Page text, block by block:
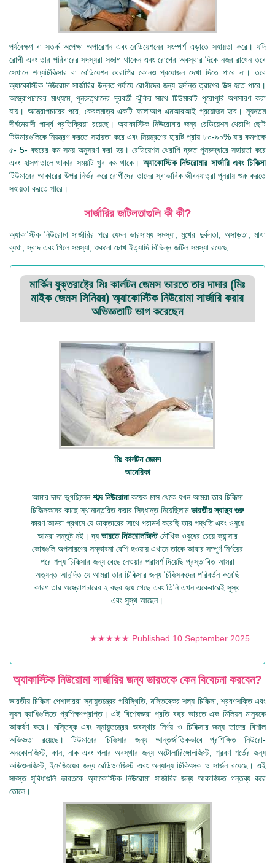
পর্যবেক্ষণ বা সতর্ক অপেক্ষা অপারেশন এবং রেডিয়েশনের সংস্পর্শ এড়াতে সহায়তা করে। যদি
রোগী এবং তার পরিবারের সদস্যরা সজাগ থাকেন এবং রোগের অবস্থার দিকে নজর রাখেন তবে
সেখানে শল্যচিকিত্সার বা রেডিয়েশন থেরাপির কোনও প্রয়োজন দেখা দিতে পারে না। তবে
অ্যাকোস্টিক নিউরোমা সার্জারির উন্নত পর্যায়ে রোগীদের জন্য দুর্দান্ত ত্রাণের উত্স হতে পারে।
অস্ত্রোপচারের মাধ্যমে, পুনরুত্থানের দূরবর্তী ঝুঁকির সাথে টিউমারটি পুরোপুরি অপসারণ করা
যায়। অস্ত্রোপচারের পরে, কেবলমাত্র একটি ফলোআপ এমআরআই প্রয়োজন হবে। ন্যূনতম
দীর্ঘমেয়াদী পার্শ্ব প্রতিক্রিয়া রয়েছে। অ্যাকাস্টিক নিউরোমার জন্য রেডিয়েশন থেরাপি ছোট
টিউমারগুলিকে নিয়ন্ত্রণ করতে সহায়তা করে এবং নিয়ন্ত্রণের হারটি প্রায় ৮০-৯০% যার কমপক্ষে
৫- 5- বছরের কম সময় অনুসরণ করা হয়। রেডিয়েশন থেরাপি দ্রুত পুনরুদ্ধারে সহায়তা করে
এবং হাসপাতালে থাকার সময়টি খুব কম থাকে। অ্যাকোস্টিক নিউরোমার সার্জারি এবং চিকিত্সা
টিউমারের আকারের উপর নির্ভর করে রোগীদের তাদের স্বাভাবিক জীবনযাত্রা পুনরায় শুরু করতে
সহায়তা করতে পারে।
সার্জারির জটিলতাগুলি কী কী?
অ্যাকাস্টিক নিউরোমা সার্জারির পরে যেমন ভারসাম্য সমস্যা, মুখের দুর্বলতা, অসাড়তা, মাথা
ব্যথা, স্বাদ এবং গিলে সমস্যা, শুকনো চোখ ইত্যাদি বিভিন্ন জটিল সমস্যা রয়েছে
মার্কিন যুক্তরাষ্ট্রে মিঃ কার্লটন জেমস ভারতে তার দাদার (মিঃ
মাইক জেমস সিনিয়র) অ্যাকোস্টিক নিউরোমা সার্জারি করার
অভিজ্ঞতাটি ভাগ করেছেন
মিঃ কার্লটন জেমস
আমেরিকা
আমার দাদা ভুগছিলেনশাব্দ নিউরোমাকয়েক মাস থেকে যখন আমরা তার চিকিত্সা
চিকিত্সকদের কাছে স্থানান্তরিত করার সিদ্ধান্ত নিয়েছিলামভারতীয় স্বাস্থ্য গুরু
কারণ আমরা প্রথমে যে ডাক্তারের সাথে পরামর্শ করেছি তার পদ্ধতি এবং ওষুধে
আমরা সন্তুষ্ট নই। দ্য ভারতে নিউরোলজিস্টমৌখিক ওষুধের চেয়ে ক্যান্সার
কোষগুলি অপসারণের সম্ভাবনা বেশি হওয়ায় এখানে তাকে আবার সম্পূর্ণ নির্ণয়ের
পরে শল্য চিকিত্সার জন্য বেছে নেওয়ার পরামর্শ দিয়েছি প্রস্তাবিত আমরা
অত্যন্ত আনন্দিত যে আমরা তার চিকিত্সার জন্য চিকিত্সকদের পরিবর্তন করেছি
কারণ তার অস্ত্রোপচারের ২ বছর হয়ে গেছে এবং তিনি এখন একেবারেই সুস্থ
এবং সুস্থ আছেন।
★★★★★ Published 10 September 2025
অ্যাকাস্টিক নিউরোমা সার্জারির জন্য ভারতকে কেন বিবেচনা করবেন?
ভারতীয় চিকিত্সা পেশাদাররা স্নায়ুতন্ত্রের পরিস্থিতি, মস্তিষ্কের শল্য চিকিত্সা, শ্রবণশক্তি এবং
সুষম ব্যাধিগুলিতে প্রশিক্ষণপ্রাপ্ত। এই বিশেষজ্ঞরা প্রতি বছর ভারতে এক মিলিয়ন মানুষকে
আকর্ষণ করে। মস্তিষ্ক এবং স্নায়ুতন্ত্রের অবস্থার নির্ণয় ও চিকিত্সার জন্য তাদের বিশাল
অভিজ্ঞতা রয়েছে। টিউমারের চিকিত্সার জন্য আন্তর্জাতিকভাবে প্রশিক্ষিত নিউরো-
অনকোলজিস্ট, কান, নাক এবং গলার অবস্থার জন্য অটোলারিঙ্গোলজিস্ট, শ্রবণ শর্তের জন্য
অডিওলজিস্ট, ইমেজিংয়ের জন্য রেডিওলজিস্ট এবং অন্যান্য চিকিৎসক ও সার্জন রয়েছে। এই
সমস্ত সুবিধাগুলি ভারতকে অ্যাকোস্টিক নিউরোমা সার্জারির জন্য আকাঙ্ক্ষিত গন্তব্য করে
তোলে।